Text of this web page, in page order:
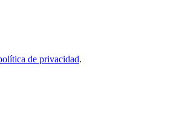
de privacidad.